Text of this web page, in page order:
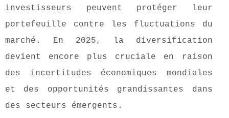
investisseurs peuvent protéger leur
portefeuille contre les fluctuations du
marché. En 2025, la diversification
devient encore plus cruciale en raison
des incertitudes économiques mondiales
et des opportunités grandissantes dans
des secteurs émergents.